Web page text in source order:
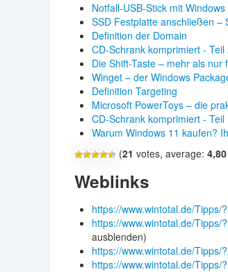
Notfall-USB-Stick mit
SSD Festplatte anschließen
Definition der Domain
CD-Schrank komprimiert -
Die Shift-Taste – mehr als nur
Winget – der Windows
Definition Targeting
Microsoft PowerToys – die
CD-Schrank komprimiert - Teil
Warum Windows 11 kaufen?
(21 votes, average: 4,80
Weblinks
https://www.wintotal.de/Tipps/
https://www.wintotal.de/Tipps/
ausblenden)
https://www.wintotal.de/Tipps/
https://www.wintotal.de/Tipps/